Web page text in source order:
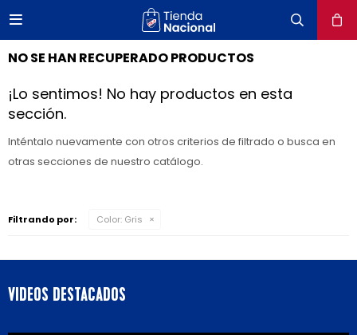

NO SE HAN RECUPERADO PRODUCTOS
¡Lo sentimos! No hay productos en esta
sección.
Inténtalo nuevamente con otros criterios de filtrado o busca en
otras secciones de nuestro catálogo.
Filtrando por: Color: Gris
VIDEOS DESTACADOS
close